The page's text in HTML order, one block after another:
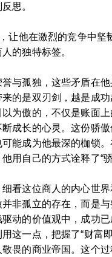
思。
让他在激烈的竞争中坚
的独特标签。
与孤独，这些矛盾在他
的是双刃剑，越是成
为傲的，不仅是账面
成长的心灵。这份骄
能成为他最深的枷锁
用自己的方式诠释了“骄
看这位商人的内心世
非孤立的存在，而是
动的价值观中，成功
这一点，把握了“财富
畏的商业帝国。这个